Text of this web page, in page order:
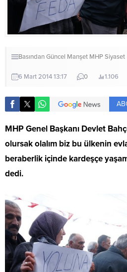
BasındanGüncel Manşet MHPSiyaset
6 Mart 2014 13:17 0 1.106
MHP Genel Başkanı Devlet
olursak olalım biz bu ülkenin
beraberlik içinde kardeşçe
dedi.